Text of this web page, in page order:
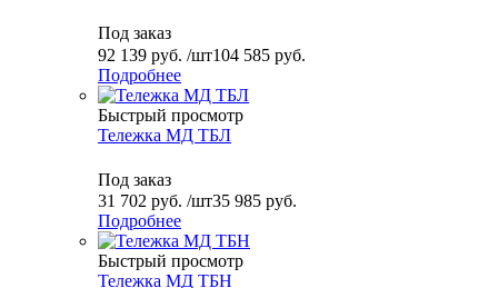
Под заказ
92 139 руб. /шт104 585 руб.
Подробнее
Быстрый просмотр
Тележка МД ТБЛ
Под заказ
31 702 руб. /шт35 985 руб.
Подробнее
Быстрый просмотр
Тележка МД ТБН